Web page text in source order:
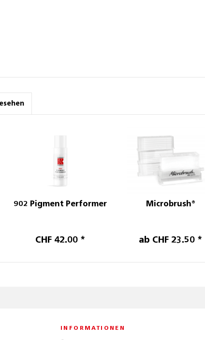
902 Pigment Performer
CHF 42.00 *
Microbrush®
ab CHF 23.50 *
INFORMATIONEN